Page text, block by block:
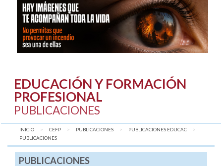
EDUCACIÓN Y FORMACIÓN
PROFESIONAL
PUBLICACIONES
INICIO CEFP PUBLICACIONES
PUBLICACIONES EDUCAC
AQUÍ:
PUBLICACIONES
PUBLICACIONES